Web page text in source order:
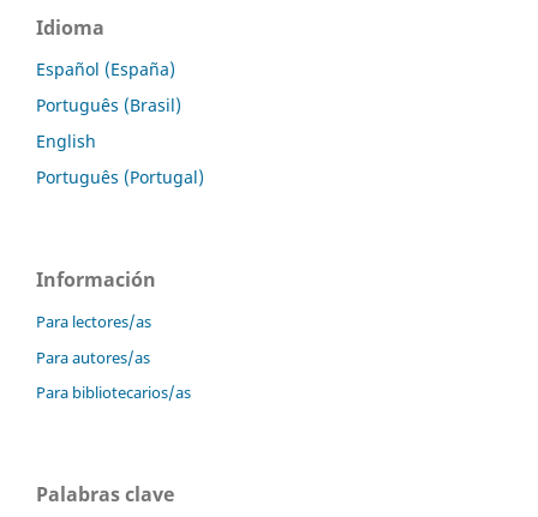
Idioma
Español (España)
Português (Brasil)
English
Português (Portugal)
Información
Para lectores/as
Para autores/as
Para bibliotecarios/as
Palabras clave